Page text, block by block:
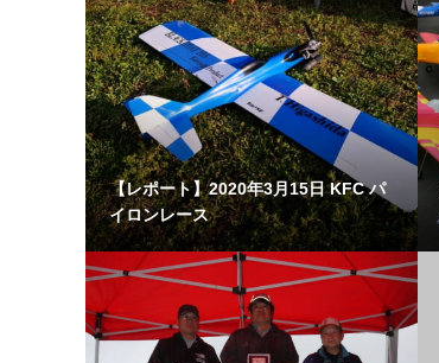
【レポート】2020年3月15日 KFC パ
イロンレース